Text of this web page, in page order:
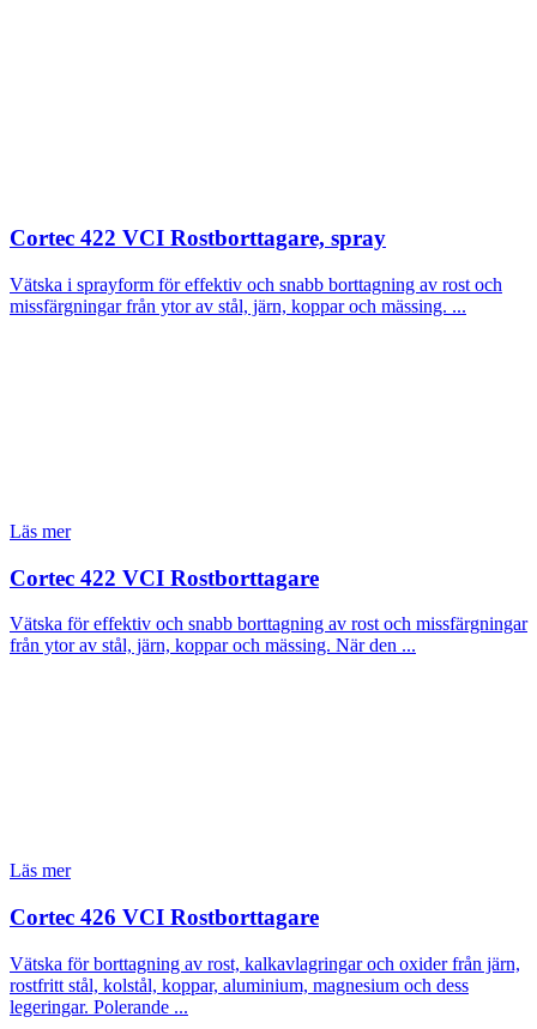
Cortec 422 VCI Rostborttagare, spray
Vätska i sprayform för effektiv och snabb borttagning av rost och
missfärgningar från ytor av stål, järn, koppar och mässing. ...
Läs mer
Cortec 422 VCI Rostborttagare
Vätska för effektiv och snabb borttagning av rost och missfärgningar
från ytor av stål, järn, koppar och mässing. När den ...
Läs mer
Cortec 426 VCI Rostborttagare
Vätska för borttagning av rost, kalkavlagringar och oxider från järn,
rostfritt stål, kolstål, koppar, aluminium, magnesium och dess
legeringar. Polerande ...